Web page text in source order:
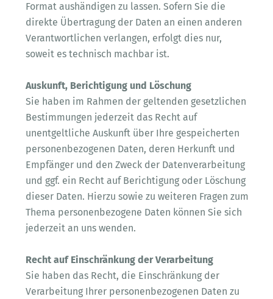
Format aushändigen zu lassen. Sofern Sie die
direkte Übertragung der Daten an einen anderen
Verantwortlichen verlangen, erfolgt dies nur,
soweit es technisch machbar ist.
Auskunft, Berichtigung und Löschung
Sie haben im Rahmen der geltenden gesetzlichen
Bestimmungen jederzeit das Recht auf
unentgeltliche Auskunft über Ihre gespeicherten
personenbezogenen Daten, deren Herkunft und
Empfänger und den Zweck der Datenverarbeitung
und ggf. ein Recht auf Berichtigung oder Löschung
dieser Daten. Hierzu sowie zu weiteren Fragen zum
Thema personenbezogene Daten können Sie sich
jederzeit an uns wenden.
Recht auf Einschränkung der Verarbeitung
Sie haben das Recht, die Einschränkung der
Verarbeitung Ihrer personenbezogenen Daten zu